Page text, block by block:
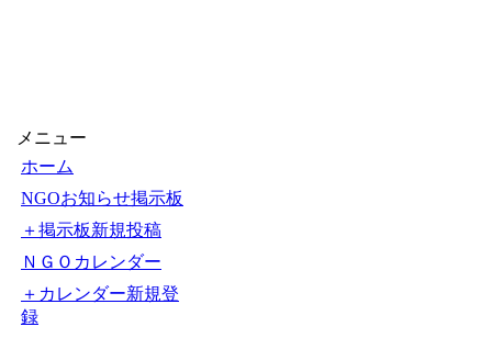
メニュー
ホーム
NGOお知らせ掲示板
＋掲示板新規投稿
ＮＧＯカレンダー
＋カレンダー新規登
録